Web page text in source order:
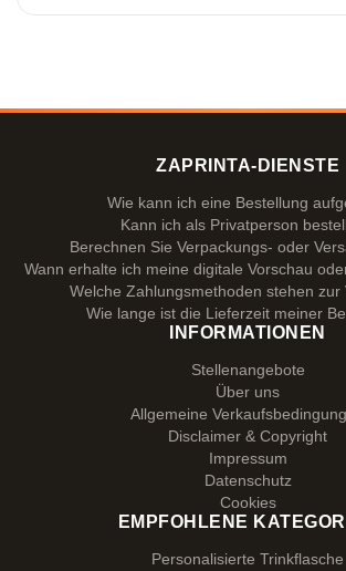
ZAPRINTA-DIENSTE
Wie kann ich eine Bestellung
Kann ich als Privatperson
Berechnen Sie Verpackungs- oder
Wann erhalte ich meine digitale Vorschau
Welche Zahlungsmethoden stehen zur
Wie lange ist die Lieferzeit meiner
INFORMATIONEN
Stellenangebote
Über uns
Allgemeine
Disclaimer & Copyright
Impressum
Datenschutz
Cookies
EMPFOHLENE
Personalisierte Trinkflasche